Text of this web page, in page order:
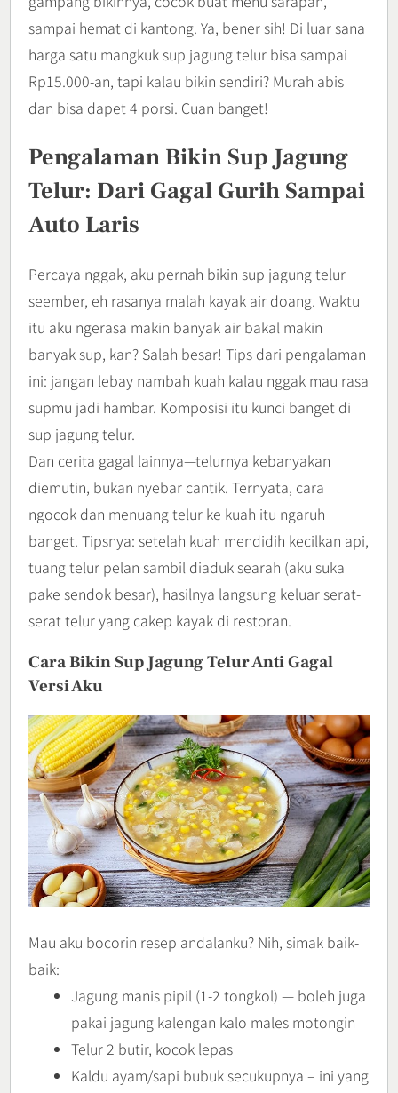
sampai hemat di kantong. Ya, bener sih! Di luar sana
harga satu mangkuk sup jagung telur bisa sampai
Rp15.000-an, tapi kalau bikin sendiri? Murah abis
dan bisa dapet 4 porsi. Cuan banget!
Pengalaman Bikin Sup Jagung
Telur: Dari Gagal Gurih Sampai
Auto Laris
Percaya nggak, aku pernah bikin sup jagung telur
seember, eh rasanya malah kayak air doang. Waktu
itu aku ngerasa makin banyak air bakal makin
banyak sup, kan? Salah besar! Tips dari pengalaman
ini: jangan lebay nambah kuah kalau nggak mau rasa
supmu jadi hambar. Komposisi itu kunci banget di
sup jagung telur.
Dan cerita gagal lainnya—telurnya kebanyakan
diemutin, bukan nyebar cantik. Ternyata, cara
ngocok dan menuang telur ke kuah itu ngaruh
banget. Tipsnya: setelah kuah mendidih kecilkan api,
tuang telur pelan sambil diaduk searah (aku suka
pake sendok besar), hasilnya langsung keluar serat-
serat telur yang cakep kayak di restoran.
Cara Bikin Sup Jagung Telur Anti Gagal
Versi Aku
Mau aku bocorin resep andalanku? Nih, simak baik-
baik:
Jagung manis pipil (1-2 tongkol) — boleh juga
pakai jagung kalengan kalo males motongin
Telur 2 butir, kocok lepas
Kaldu ayam/sapi bubuk secukupnya – ini yang